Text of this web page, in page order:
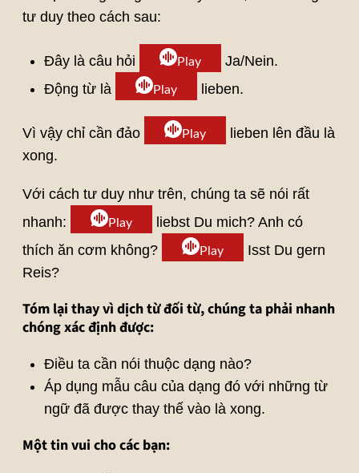
tư duy theo cách sau:
Đây là câu hỏi Play
Ja/Nein.
Động từ là
Play lieben.
Vì vậy chỉ cần đảo Play
lieben lên đầu là
xong.
Với cách tư duy như trên, chúng ta sẽ nói rất
nhanh:
Play
liebst Du mich? Anh có
thích ăn cơm không?
Play
Isst Du gern
Reis?
Tóm lại thay vì dịch từ đối từ, chúng ta phải nhanh
chóng xác định được:
Điều ta cần nói thuộc dạng nào?
Áp dụng mẫu câu của dạng đó với những từ
ngữ đã được thay thế vào là xong.
Một tin vui cho các bạn: